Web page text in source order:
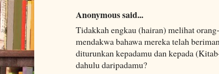
Anonymous said...
Tidakkah engkau (hairan) melihat
mendakwa bahawa mereka telah
diturunkan kepadamu dan kepada
dahulu daripadamu?